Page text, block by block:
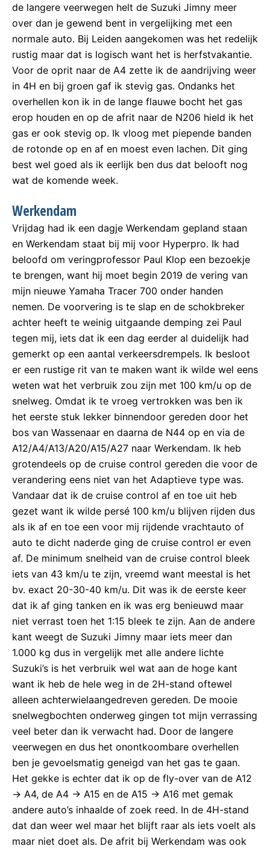
de langere veerwegen helt de Suzuki Jimny meer
over dan je gewend bent in vergelijking met een
normale auto. Bij Leiden aangekomen was het redelijk
rustig maar dat is logisch want het is herfstvakantie.
Voor de oprit naar de A4 zette ik de aandrijving weer
in 4H en bij groen gaf ik stevig gas. Ondanks het
overhellen kon ik in de lange flauwe bocht het gas
erop houden en op de afrit naar de N206 hield ik het
gas er ook stevig op. Ik vloog met piepende banden
de rotonde op en af en moest even lachen. Dit ging
best wel goed als ik eerlijk ben dus dat belooft nog
wat de komende week.
Werkendam
Vrijdag had ik een dagje Werkendam gepland staan
en Werkendam staat bij mij voor Hyperpro. Ik had
beloofd om veringprofessor Paul Klop een bezoekje
te brengen, want hij moet begin 2019 de vering van
mijn nieuwe Yamaha Tracer 700 onder handen
nemen. De voorvering is te slap en de schokbreker
achter heeft te weinig uitgaande demping zei Paul
tegen mij, iets dat ik een dag eerder al duidelijk had
gemerkt op een aantal verkeersdrempels. Ik besloot
er een rustige rit van te maken want ik wilde wel eens
weten wat het verbruik zou zijn met 100 km/u op de
snelweg. Omdat ik te vroeg vertrokken was ben ik
het eerste stuk lekker binnendoor gereden door het
bos van Wassenaar en daarna de N44 op en via de
A12/A4/A13/A20/A15/A27 naar Werkendam. Ik heb
grotendeels op de cruise control gereden die voor de
verandering eens niet van het Adaptieve type was.
Vandaar dat ik de cruise control af en toe uit heb
gezet want ik wilde persé 100 km/u blijven rijden dus
als ik af en toe een voor mij rijdende vrachtauto of
auto te dicht naderde ging de cruise control er even
af. De minimum snelheid van de cruise control bleek
iets van 43 km/u te zijn, vreemd want meestal is het
bv. exact 20-30-40 km/u. Dit was ik de eerste keer
dat ik af ging tanken en ik was erg benieuwd maar
niet verrast toen het 1:15 bleek te zijn. Aan de andere
kant weegt de Suzuki Jimny maar iets meer dan
1.000 kg dus in vergelijk met alle andere lichte
Suzuki’s is het verbruik wel wat aan de hoge kant
want ik heb de hele weg in de 2H-stand oftewel
alleen achterwielaangedreven gereden. De mooie
snelwegbochten onderweg gingen tot mijn verrassing
veel beter dan ik verwacht had. Door de langere
veerwegen en dus het onontkoombare overhellen
ben je gevoelsmatig geneigd van het gas te gaan.
Het gekke is echter dat ik op de fly-over van de A12
-> A4, de A4 -> A15 en de A15 -> A16 met gemak
andere auto’s inhaalde of zoek reed. In de 4H-stand
dat dan weer wel maar het blijft raar als iets voelt als
maar niet doet als. De afrit bij Werkendam was ook